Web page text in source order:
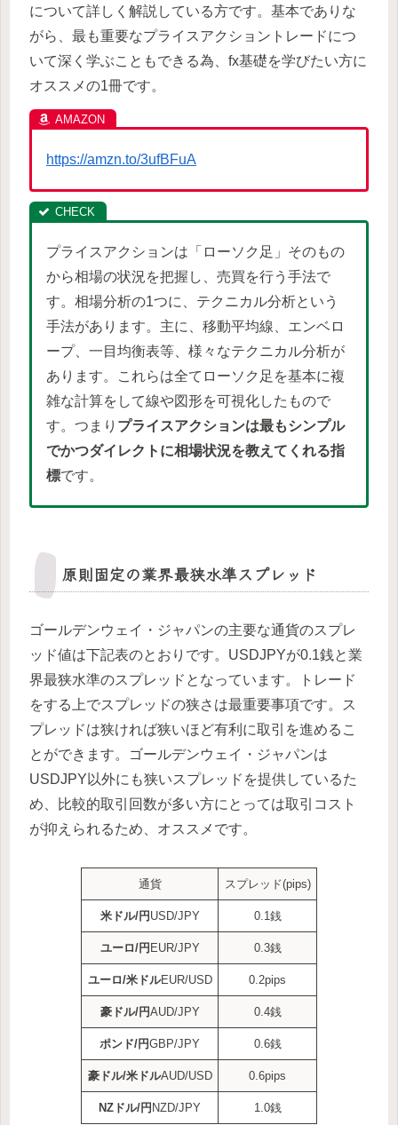
について詳しく解説している方です。基本でありな
がら、最も重要なプライスアクショントレードにつ
いて深く学ぶこともできる為、fx基礎を学びたい方に
オススメの1冊です。
https://amzn.to/3ufBFuA
プライスアクションは「ローソク足」そのもの
から相場の状況を把握し、売買を行う手法で
す。相場分析の1つに、テクニカル分析という
手法があります。主に、移動平均線、エンベロ
ープ、一目均衡表等、様々なテクニカル分析が
あります。これらは全てローソク足を基本に複
雑な計算をして線や図形を可視化したもので
す。つまり プライスアクションは最もシンプル
でかつダイレクトに相場状況を教えてくれる指
標です。
原則固定の業界最狭水準スプレッド
ゴールデンウェイ・ジャパンの主要な通貨のスプレ
ッド値は下記表のとおりです。 USDJPYが0.1銭と業
界最狭水準のスプレッドとなっています。トレード
をする上でスプレッドの狭さは最重要事項です。ス
プレッドは狭ければ狭いほど有利に取引を進めるこ
とができます。ゴールデンウェイ・ジャパンは
USDJPY以外にも狭いスプレッドを提供しているた
め、比較的取引回数が多い方にとっては取引コスト
が抑えられるため、オススメです。
通貨 スプレッド(pips)
米ドル/円 USD/JPY 0.1銭
ユーロ/円 EUR/JPY 0.3銭
ユーロ/米ドルEUR/USD 0.2pips
豪ドル/円AUD/JPY 0.4銭
ポンド/円GBP/JPY 0.6銭
豪ドル/米ドルAUD/USD 0.6pips
NZドル/円 NZD/JPY 1.0銭